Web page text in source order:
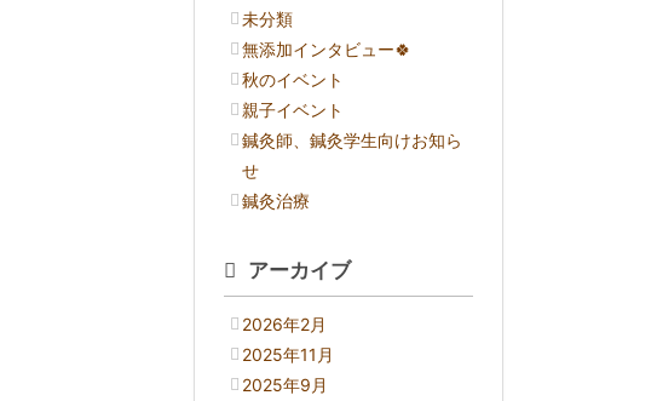
未分類
無添加インタビュー🍀
秋のイベント
親子イベント
鍼灸師、鍼灸学生向けお知ら
せ
鍼灸治療
アーカイブ
2026年2月
2025年11月
2025年9月